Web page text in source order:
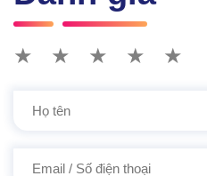
★ ★ ★ ★ ★